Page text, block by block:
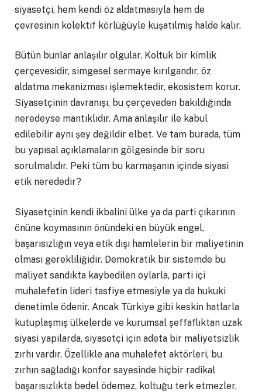
siyasetçi, hem kendi öz aldatmasıyla hem de
çevresinin kolektif körlüğüyle kuşatılmış halde kalır.
Bütün bunlar anlaşılır olgular. Koltuk bir kimlik
çerçevesidir, simgesel sermaye kırılgandır, öz
aldatma mekanizması işlemektedir, ekosistem korur.
Siyasetçinin davranışı, bu çerçeveden bakıldığında
neredeyse mantıklıdır. Ama anlaşılır ile kabul
edilebilir aynı şey değildir elbet. Ve tam burada, tüm
bu yapısal açıklamaların gölgesinde bir soru
sorulmalıdır. Peki tüm bu karmaşanın içinde siyasi
etik nerededir?
Siyasetçinin kendi ikbalini ülke ya da parti çıkarının
önüne koymasının önündeki en büyük engel,
başarısızlığın veya etik dışı hamlelerin bir maliyetinin
olması gerekliliğidir. Demokratik bir sistemde bu
maliyet sandıkta kaybedilen oylarla, parti içi
muhalefetin lideri tasfiye etmesiyle ya da hukuki
denetimle ödenir. Ancak Türkiye gibi keskin hatlarla
kutuplaşmış ülkelerde ve kurumsal şeffaflıktan uzak
siyasi yapılarda, siyasetçi için adeta bir maliyetsizlik
zırhı vardır. Özellikle ana muhalefet aktörleri, bu
zırhın sağladığı konfor sayesinde hiçbir radikal
başarısızlıkta bedel ödemez, koltuğu terk etmezler.